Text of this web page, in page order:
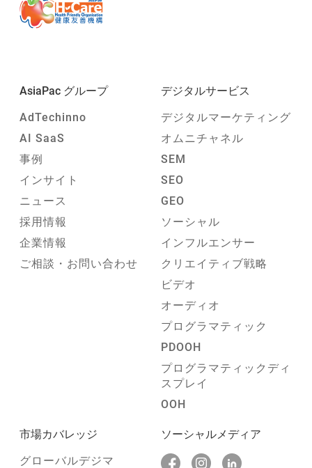
ソーシャルメディア
AsiaPac グループ
AdTechinno
AI SaaS
事例
インサイト
ニュース
採用情報
企業情報
ご相談・お問い合わせ
デジタルサービス
デジタルマーケティング
オムニチャネル
SEM
SEO
GEO
ソーシャル
インフルエンサー
クリエイティブ戦略
ビデオ
オーディオ
プログラマティック
PDOOH
プログラマティックディ
スプレイ
OOH
市場カバレッジ
グローバルデジマ